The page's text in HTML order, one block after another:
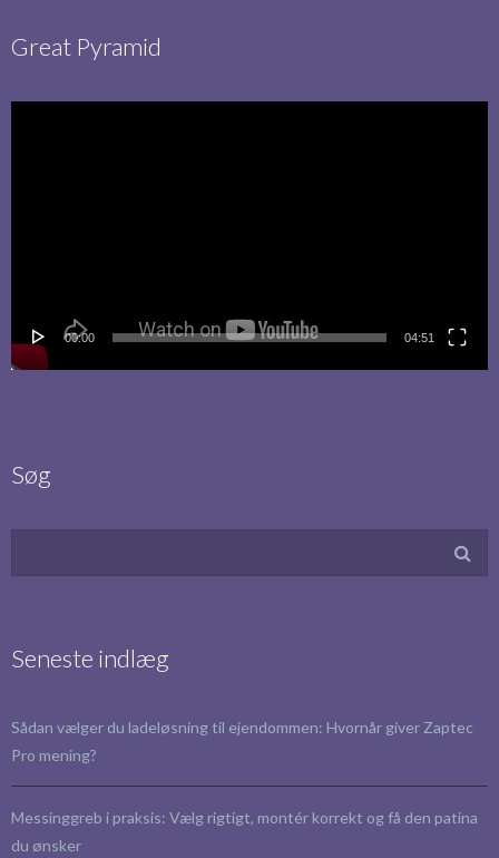
Great Pyramid
00:00 04:51
Søg
Seneste indlæg
Sådan vælger du ladeløsning til ejendommen: Hvornår giver Zaptec
Pro mening?
Messinggreb i praksis: Vælg rigtigt, montér korrekt og få den patina
du ønsker